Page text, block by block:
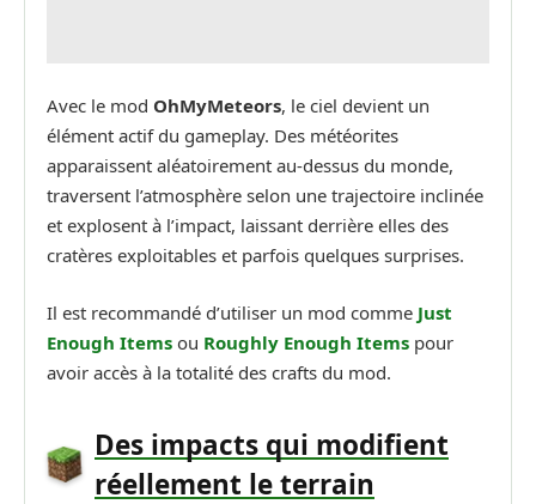
Avec le mod OhMyMeteors, le ciel devient un
élément actif du gameplay. Des météorites
apparaissent aléatoirement au-dessus du monde,
traversent l’atmosphère selon une trajectoire inclinée
et explosent à l’impact, laissant derrière elles des
cratères exploitables et parfois quelques surprises.
Il est recommandé d’utiliser un mod comme Just
Enough Items ou Roughly Enough Items pour
avoir accès à la totalité des crafts du mod.
Des impacts qui modifient
réellement le terrain